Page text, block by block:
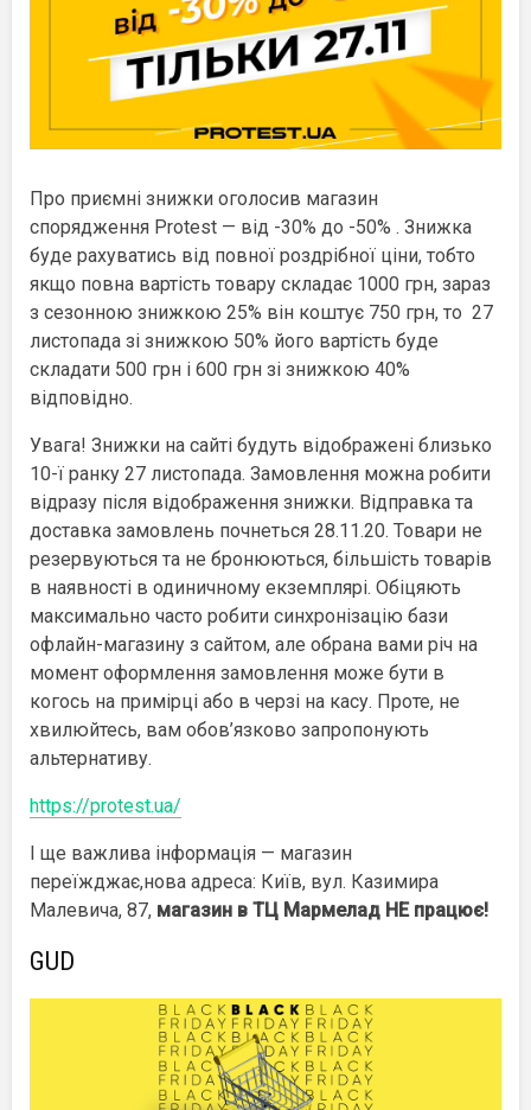
Про приємні знижки оголосив магазин
спорядження Protest — від -30% до -50% . Знижка
буде рахуватись від повної роздрібної ціни, тобто
якщо повна вартість товару складає 1000 грн, зараз
з сезонною знижкою 25% він коштує 750 грн, то 27
листопада зі знижкою 50% його вартість буде
складати 500 грн і 600 грн зі знижкою 40%
відповідно.
Увага! Знижки на сайті будуть відображені близько
10-ї ранку 27 листопада. Замовлення можна робити
відразу після відображення знижки. Відправка та
доставка замовлень почнеться 28.11.20. Товари не
резервуються та не бронюються, більшість товарів
в наявності в одиничному екземплярі. Обіцяють
максимально часто робити синхронізацію бази
офлайн-магазину з сайтом, але обрана вами річ на
момент оформлення замовлення може бути в
когось на примірці або в черзі на касу. Проте, не
хвилюйтесь, вам обов’язково запропонують
альтернативу.
https://protest.ua/
І ще важлива інформація — магазин
переїжджає,нова адреса: Київ, вул. Казимира
Малевича, 87, магазин в ТЦ Мармелад НЕ працює!
GUD